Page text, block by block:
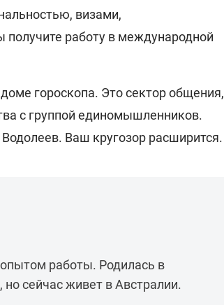
визами,
работу в международной
гороскопа. Это сектор общения,
с группой единомышленников.
Ваш кругозор расширится.
работы. Родилась в
сейчас живет в Австралии.